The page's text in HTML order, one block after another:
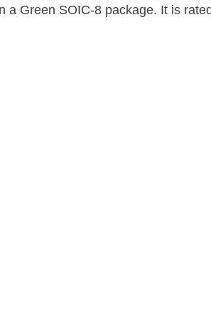
a Green SOIC-8 package. It is